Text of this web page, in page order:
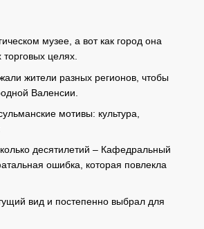
музее, а вот как город она
целях.
жители разных регионов, чтобы
Валенсии.
мотивы: культура,
десятилетий – Кафедральный
ошибка, которая повлекла
вид и постепенно выбрал для